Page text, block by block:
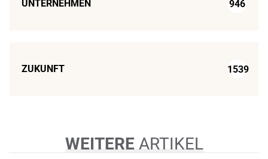
UNTERNEHMEN 946
ZUKUNFT 1539
WEITERE ARTIKEL